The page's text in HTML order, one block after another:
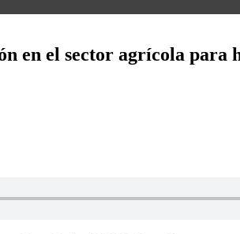
en el sector agrícola para